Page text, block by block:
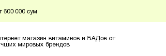
600 000 сум
магазин витаминов и БАДов от
мировых брендов